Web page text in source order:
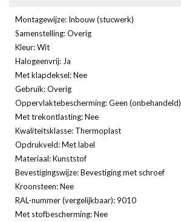
Montagewijze: Inbouw (stucwerk)
Samenstelling: Overig
Kleur: Wit
Halogeenvrij: Ja
Met klapdeksel: Nee
Gebruik: Overig
Oppervlaktebescherming: Geen (onbehandeld)
Met trekontlasting: Nee
Kwaliteitsklasse: Thermoplast
Opdrukveld: Met label
Materiaal: Kunststof
Bevestigingswijze: Bevestiging met schroef
Kroonsteen: Nee
RAL-nummer (vergelijkbaar): 9010
Met stofbescherming: Nee